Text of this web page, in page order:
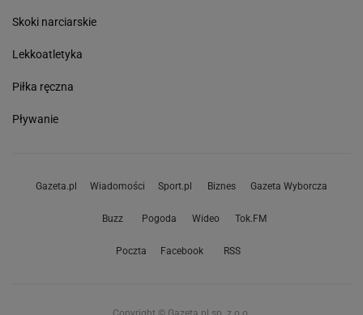
Skoki narciarskie
Lekkoatletyka
Piłka ręczna
Pływanie
Gazeta.pl Wiadomości Sport.pl Biznes Gazeta Wyborcza
Buzz Pogoda Wideo Tok.FM
Poczta Facebook RSS